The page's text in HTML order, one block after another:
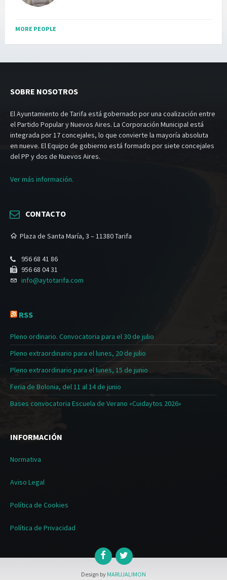
MORE PEOPLE
SOBRE NOSOTROS
El Ayuntamiento de Tarifa está gobernado por una coalización entre
el Partido Popular y Nuevos Aires. La Corporación Municipal está
integrada por 17 concejales, lo que convierte la mayoría absoluta
en nueve. El Equipo de gobierno está formado por siete concejales
del PP y dos de Nuevos Aires.
Ver más información.
CONTACTO
Plaza de Santa María, 3 – 11380 Tarifa
956 68 41 86
956 68 04 31
info@aytotarifa.com
RSS
Pleno ordinario. Convocatoria para el 30 de julio
Pleno extraordinario para el lunes, 20 de julio
Pleno extraordinario para el lunes, 15 de junio
Feria de Bolonia, del 11 al 14 de junio
Bases convocatoria Escuela de Verano «Cuidaytos 2026»
INFORMACIÓN
Normativa
Aviso Legal
Política de Cookies
Política de Privacidad
Design by MARUJALIMON